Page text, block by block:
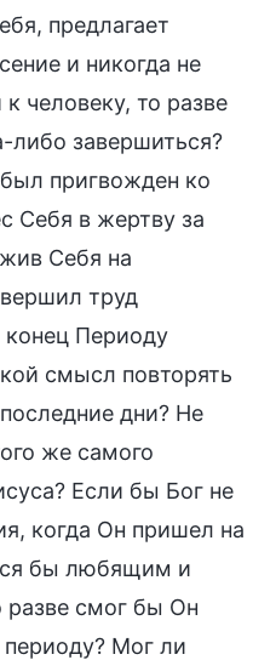
предлагает
и никогда не
человеку, то разве
либо завершиться?
пригвожден ко
Себя в жертву за
Себя на
труд
Периоду
смысл повторять
дни? Не
же самого
Если бы Бог не
когда Он пришел на
бы любящим и
смог бы Он
Мог ли